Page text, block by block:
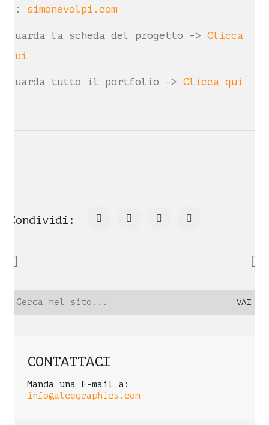
è: simonevolpi.com
Guarda la scheda del progetto –> Clicca
qui
Guarda tutto il portfolio –> Clicca qui
Condividi:
per:
CONTATTACI
Manda una E-mail a:
info@alcegraphics.com